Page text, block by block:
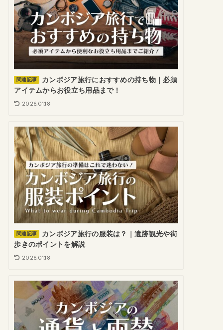
関連記事
カンボジア旅行におすすめの持ち物｜必須
アイテムからお役立ち用品まで！
2026.01.18
関連記事
カンボジア旅行の服装は？｜遺跡観光や街
歩きのポイントを解説
2026.01.18